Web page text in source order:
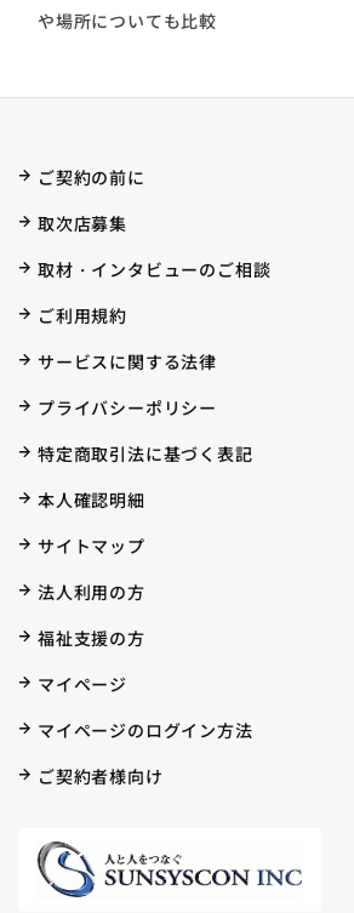
や場所についても比較
ご契約の前に
取次店募集
取材・インタビューのご相談
ご利用規約
サービスに関する法律
プライバシーポリシー
特定商取引法に基づく表記
本人確認明細
サイトマップ
法人利用の方
福祉支援の方
マイページ
マイページのログイン方法
ご契約者様向け